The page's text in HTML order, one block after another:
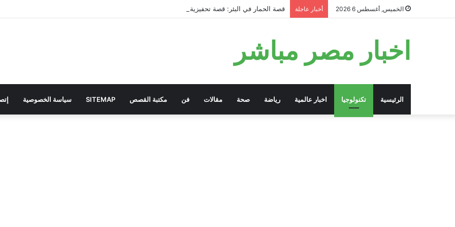
الخميس, أغسطس 6 2026 أخبار عاجلة قصة الحمار في البئر: قصة تحفيزية للأطفال قبل النوم
اخبار مصر مباشر
الرئيسية تكنولوجيا اخبار عالمية رياضة صحة مقالات فن مكتبة القصص SITEMAP سياسة الخصوصية